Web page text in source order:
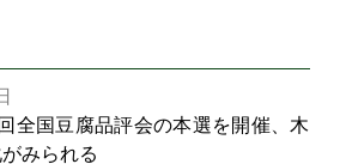
全国豆腐品評会の本選を開催、木
みられる